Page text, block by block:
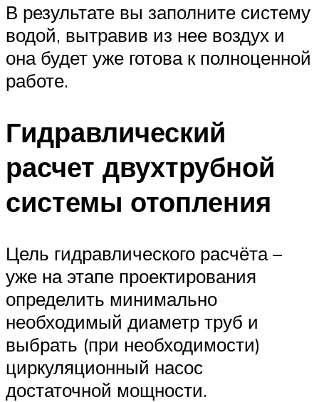
В результате вы заполните систему
водой, вытравив из нее воздух и
она будет уже готова к полноценной
работе.
Гидравлический
расчет двухтрубной
системы отопления
Цель гидравлического расчёта –
уже на этапе проектирования
определить минимально
необходимый диаметр труб и
выбрать (при необходимости)
циркуляционный насос
достаточной мощности.